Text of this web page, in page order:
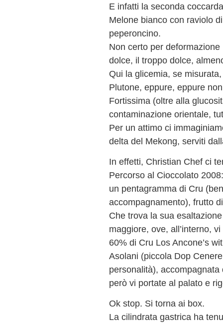
E infatti la seconda
Melone bianco con raviolo
peperoncino.
Non certo per
dolce, il troppo dolce,
Qui la glicemia, se
Plutone, eppure, eppure
Fortissima (oltre alla
contaminazione orientale,
Per un attimo ci
delta del Mekong, serviti
In effetti, Christian Chef ci
Percorso al Cioccolato
un pentagramma di Cru
accompagnamento), frutto
Che trova la sua
maggiore, ove, all’interno,
60% di Cru Los Ancone’s
Asolani (piccola Dop
personalità), accompagnata
però vi portate al palato e
Ok stop. Si torna ai box.
La cilindrata gastrica ha